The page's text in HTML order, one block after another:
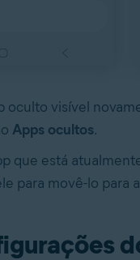
oculto visível
Apps ocultos.
que está
para movê-lo para